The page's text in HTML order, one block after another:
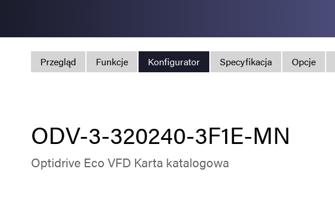
Przegląd Funkcje Konfigurator Specyfikacja Opcje
ODV-3-320240-3F1E-MN
Optidrive Eco VFD Karta katalogowa